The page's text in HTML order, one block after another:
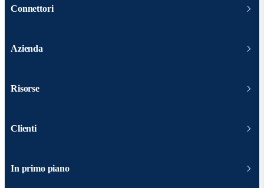
Connettori
Azienda
Risorse
Clienti
In primo piano